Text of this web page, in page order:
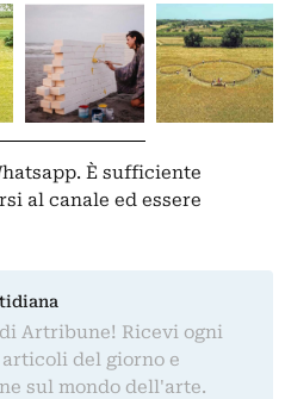
È sufficiente
al canale ed essere
Artribune! Ricevi ogni
del giorno e
sul mondo dell'arte.